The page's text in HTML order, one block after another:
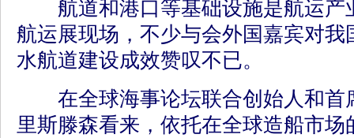
航道和港口等基础设施是航运产
航运展现场，不少与会外国嘉宾对
水航道建设成效赞叹不已。
在全球海事论坛联合创始人和首
里斯滕森看来，依托在全球造船市